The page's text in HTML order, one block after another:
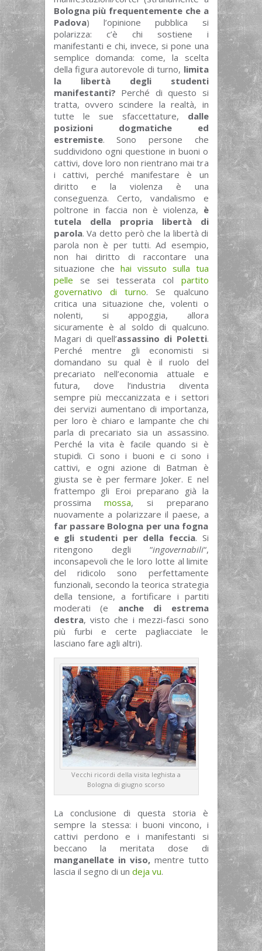
Bologna più frequentemente che a
Padova) l’opinione pubblica si
polarizza: c’è chi sostiene i
manifestanti e chi, invece, si pone una
semplice domanda: come, la scelta
della figura autorevole di turno, limita
la libertà degli studenti
manifestanti? Perché di questo si
tratta, ovvero scindere la realtà, in
tutte le sue sfaccettature, dalle
posizioni dogmatiche ed
estremiste. Sono persone che
suddividono ogni questione in buoni o
cattivi, dove loro non rientrano mai tra
i cattivi, perché manifestare è un
diritto e la violenza è una
conseguenza. Certo, vandalismo e
poltrone in faccia non è violenza, è
tutela della propria libertà di
parola. Va detto però che la libertà di
parola non è per tutti. Ad esempio,
non hai diritto di raccontare una
situazione che hai vissuto sulla tua
pelle se sei tesserata col partito
governativo di turno. Se qualcuno
critica una situazione che, volenti o
nolenti, si appoggia, allora
sicuramente è al soldo di qualcuno.
Magari di quell’assassino di Poletti.
Perché mentre gli economisti si
domandano su qual è il ruolo del
precariato nell’economia attuale e
futura, dove l’industria diventa
sempre più meccanizzata e i settori
dei servizi aumentano di importanza,
per loro è chiaro e lampante che chi
parla di precariato sia un assassino.
Perché la vita è facile quando si è
stupidi. Ci sono i buoni e ci sono i
cattivi, e ogni azione di Batman è
giusta se è per fermare Joker. E nel
frattempo gli Eroi preparano già la
prossimamossa, si preparano
nuovamente a polarizzare il paese, a
far passare Bologna per una fogna
e gli studenti per della feccia. Si
ritengono degli “ingovernabili“,
inconsapevoli che le loro lotte al limite
del ridicolo sono perfettamente
funzionali, secondo la teorica strategia
della tensione, a fortificare i partiti
moderati (e anche di estrema
destra, visto che i mezzi-fasci sono
più furbi e certe pagliacciate le
lasciano fare agli altri).
Vecchi ricordi della visita leghista a
Bologna di giugno scorso
La conclusione di questa storia è
sempre la stessa: i buoni vincono, i
cattivi perdono e i manifestanti si
beccano la meritata dose di
manganellate in viso, mentre tutto
lascia il segno di un deja vu.